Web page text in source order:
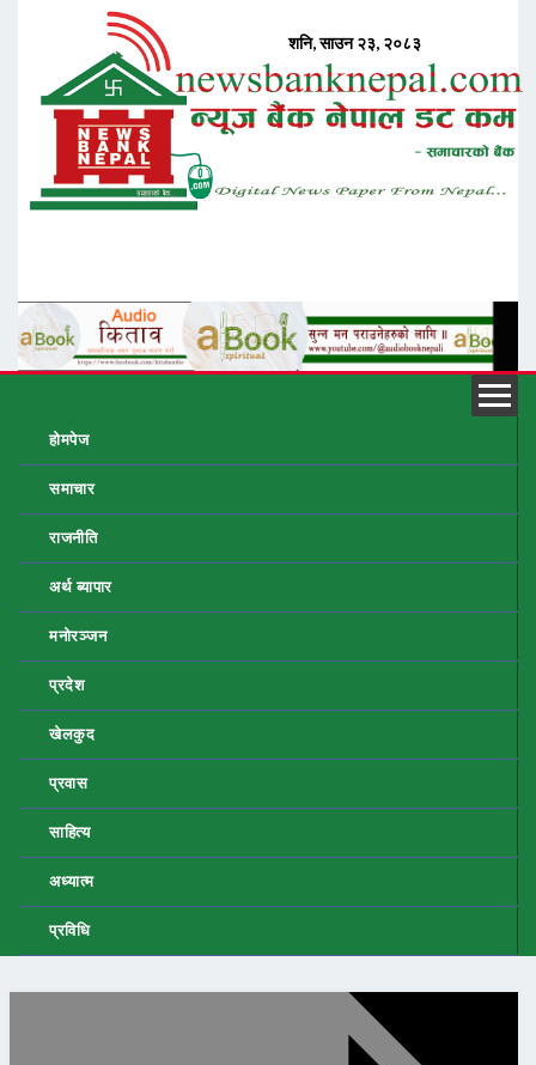
होमपेज
समाचार
राजनीति
अर्थ ब्यापार
मनोरञ्जन
प्रदेश
खेलकुद
प्रवास
साहित्य
अध्यात्म
प्रविधि